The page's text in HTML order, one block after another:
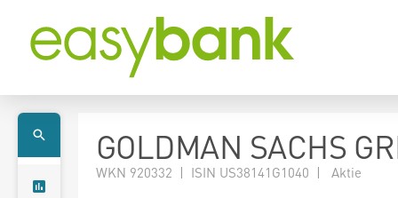
GOLDMAN SACHS
WKN 920332 | ISIN US38141G1040 | Aktie